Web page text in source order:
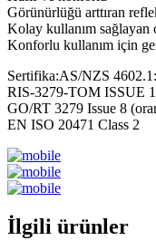
Görünürlüğü arttıran
Kolay kullanım sağlayan
Konforlu kullanım için
Sertifika:AS/NZS
RIS-3279-TOM ISSUE
GO/RT 3279 Issue 8
EN ISO 20471 Class 2
İlgili ürünler